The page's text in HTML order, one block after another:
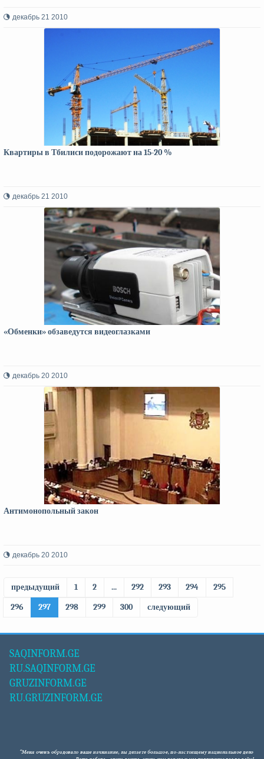
декабрь 21 2010
Квартиры в Тбилиси подорожают на 15-20 %
декабрь 21 2010
«Обменки» обзаведутся видеоглазками
декабрь 20 2010
Антимонопольный закон
декабрь 20 2010
предыдущий 1 2 ... 292 293 294
295
296
297 298 299 300 следующий
SAQINFORM.GE
RU.SAQINFORM.GE
GRUZINFORM.GE
RU.GRUZINFORM.GE